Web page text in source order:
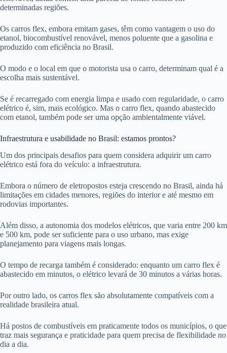
determinadas regiões.
Os carros flex, embora emitam gases, têm como vantagem o uso do
etanol, biocombustível renovável, menos poluente que a gasolina e
produzido com eficiência no Brasil.
O modo e o local em que o motorista usa o carro, determinam qual é a
escolha mais sustentável.
Se é recarregado com energia limpa e usado com regularidade, o carro
elétrico é, sim, mais ecológico. Mas o carro flex, quando abastecido
com etanol, também pode ser uma opção ambientalmente viável.
Infraestrutura e usabilidade no Brasil: estamos prontos?
Um dos principais desafios para quem considera adquirir um carro
elétrico está fora do veículo: a infraestrutura.
Embora o número de eletropostos esteja crescendo no Brasil, ainda há
limitações em cidades menores, regiões do interior e até mesmo em
rodovias importantes.
Além disso, a autonomia dos modelos elétricos, que varia entre 200 km
e 500 km, pode ser suficiente para o uso urbano, mas exige
planejamento para viagens mais longas.
O tempo de recarga também é considerado: enquanto um carro flex é
abastecido em minutos, o elétrico levará de 30 minutos a várias horas.
Por outro lado, os carros flex são absolutamente compatíveis com a
realidade brasileira atual.
Há postos de combustíveis em praticamente todos os municípios, o que
traz mais segurança e praticidade para quem precisa de flexibilidade no
dia a dia.